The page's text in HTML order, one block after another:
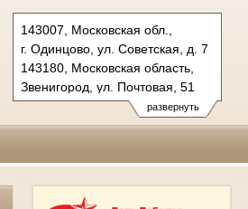
развернуть
143007, Московская обл.,
г. Одинцово, ул. Советская, д. 7
143180, Московская область,
Звенигород, ул. Почтовая, 51
Тел.: (495)590-74-76 (гр.)
593-56-20 (уг.)
697 13 27 (кас канц.)
показать на карте